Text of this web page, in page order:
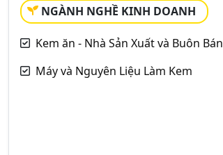
NGÀNH NGHỀ KINH DOANH
Kem ăn - Nhà Sản Xuất và Buôn Bán
Máy và Nguyên Liệu Làm Kem